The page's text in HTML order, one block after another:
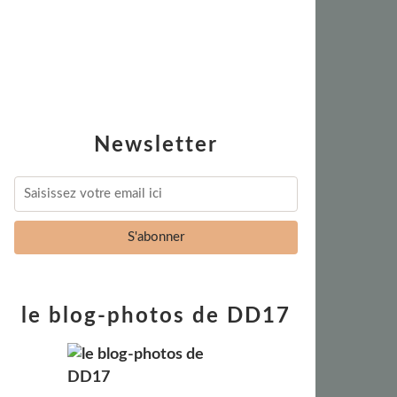
Newsletter
le blog-photos de DD17